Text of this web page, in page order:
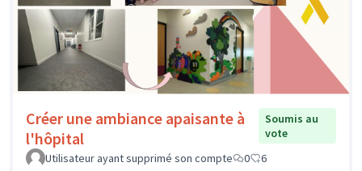
Créer une ambiance apaisante à
l'hôpital
Soumis au
vote
Utilisateur ayant supprimé son compte
0 6